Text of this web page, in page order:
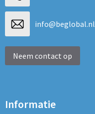
info@beglobal.nl
Neem contact op
Informatie